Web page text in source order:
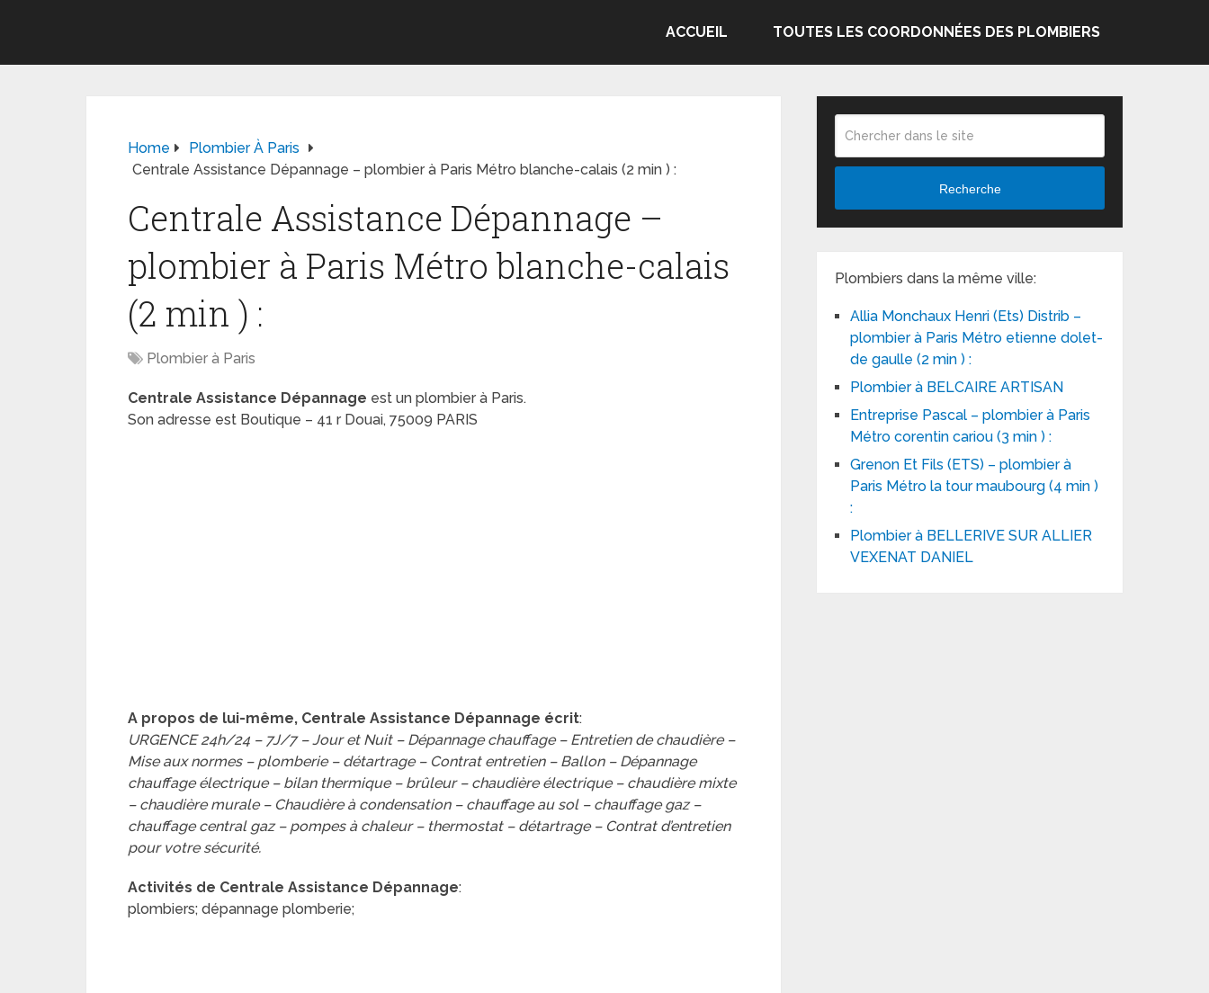
ACCUEIL TOUTES LES COORDONNÉES DES PLOMBIERS
Home
Plombier À Paris
Centrale Assistance Dépannage – plombier à Paris Métro blanche-calais (2 min ) :
Centrale Assistance Dépannage –
plombier à Paris Métro blanche-calais
(2 min ) :
Plombier à Paris
Centrale Assistance Dépannage est un plombier à Paris.
Son adresse est Boutique – 41 r Douai, 75009 PARIS
A propos de lui-même, Centrale Assistance Dépannage écrit:
URGENCE 24h/24 – 7J/7 – Jour et Nuit – Dépannage chauffage – Entretien de chaudière –
Mise aux normes – plomberie – détartrage – Contrat entretien – Ballon – Dépannage
chauffage électrique – bilan thermique – brûleur – chaudière électrique – chaudière mixte
– chaudière murale – Chaudière à condensation – chauffage au sol – chauffage gaz –
chauffage central gaz – pompes à chaleur – thermostat – détartrage – Contrat d’entretien
pour votre sécurité.
Activités de Centrale Assistance Dépannage:
plombiers; dépannage plomberie;
Recherche
Plombiers dans la même ville:
Allia Monchaux Henri (Ets) Distrib –
plombier à Paris Métro etienne dolet-
de gaulle (2 min ) :
Plombier à BELCAIRE ARTISAN
Entreprise Pascal – plombier à Paris
Métro corentin cariou (3 min ) :
Grenon Et Fils (ETS) – plombier à
Paris Métro la tour maubourg (4 min )
:
Plombier à BELLERIVE SUR ALLIER
VEXENAT DANIEL